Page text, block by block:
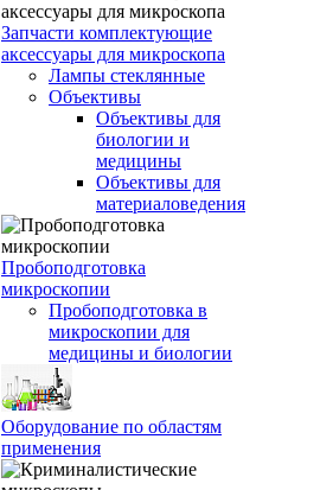
Запчасти комплектующие
аксессуары для микроскопа
Лампы стеклянные
Объективы
Объективы для
биологии и
медицины
Объективы для
материаловедения
Пробоподготовка
микроскопии
Пробоподготовка в
микроскопии для
медицины и биологии
Оборудование по областям
применения